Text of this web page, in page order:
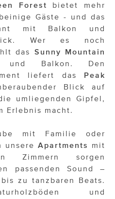
Forest
bietet mehr
Gäste - und das
mit Balkon und
Wer es noch
das Sunny Mountain
und Balkon. Den
liefert das Peak
Blick auf
umliegenden Gipfel,
Erlebnis macht.
mit Familie oder
unsere Apartments
mit
Zimmern sorgen
passenden Sound –
zu tanzbaren Beats.
und